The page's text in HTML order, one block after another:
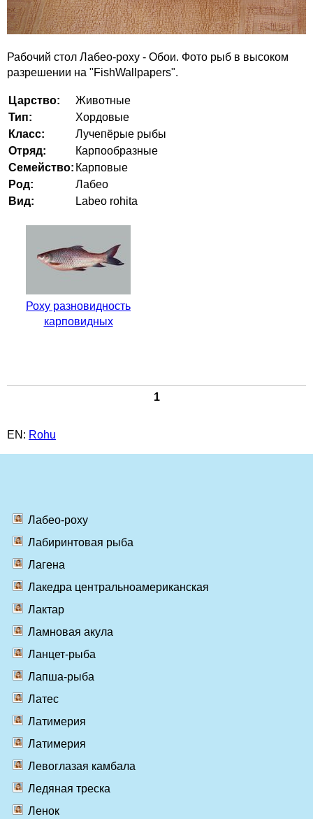
Рабочий стол Лабео-роху - Обои. Фото рыб в высоком
разрешении на "FishWallpapers".
Царство:
Животные
Тип:
Хордовые
Класс:
Лучепёрые рыбы
Отряд:
Карпообразные
Семейство: Карповые
Род:
Лабео
Вид:
Labeo rohita
Роху разновидность
карповидных
1
EN: Rohu
Лабео-роху
Лабиринтовая рыба
Лагена
Лакедра центральноамериканская
Лактар
Ламновая акула
Ланцет-рыба
Лапша-рыба
Латес
Латимерия
Латимерия
Левоглазая камбала
Ледяная треска
Ленок